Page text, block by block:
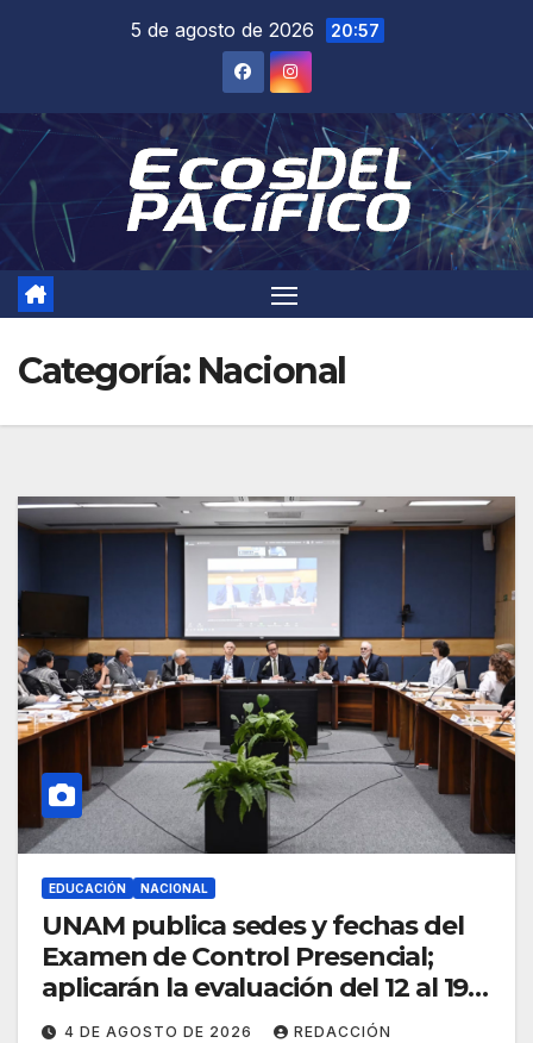
5 de agosto de 2026 20:57
Categoría: Nacional
EDUCACIÓN NACIONAL
UNAM publica sedes y fechas del
Examen de Control Presencial;
aplicarán la evaluación del 12 al 19
de agosto
4 DE AGOSTO DE 2026 REDACCIÓN